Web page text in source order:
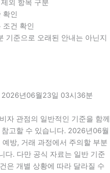
외 항목 구분
확인
조건 확인
기준으로 오래된 안내는 아닌지
2026년06월23일 03시36분
자 관점의 일반적인 기준을 함께
참고할 수 있습니다. 2026년06월
방, 거래 과정에서 주의할 부분
다. 다만 공식 자료는 일반 기준
은 개별 상황에 따라 달라질 수